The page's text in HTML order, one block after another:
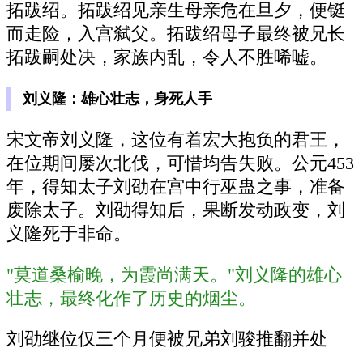
拓跋绍。拓跋绍见亲生母亲危在旦夕，便铤
而走险，入宫弑父。拓跋绍母子最终被兄长
拓跋嗣处决，家族内乱，令人不胜唏嘘。
刘义隆：雄心壮志，身死人手
宋文帝刘义隆，这位有着宏大抱负的君王，
在位期间屡次北伐，可惜均告失败。公元453
年，得知太子刘劭在宫中行巫蛊之事，准备
废除太子。刘劭得知后，果断发动政变，刘
义隆死于非命。
"莫道桑榆晚，为霞尚满天。"刘义隆的雄心
壮志，最终化作了历史的烟尘。
刘劭继位仅三个月便被兄弟刘骏推翻并处